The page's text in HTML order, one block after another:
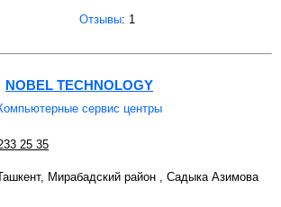
Отзывы: 1
NOBEL TECHNOLOGY
сервис центры
25 35
Мирабадский район , Садыка Азимова